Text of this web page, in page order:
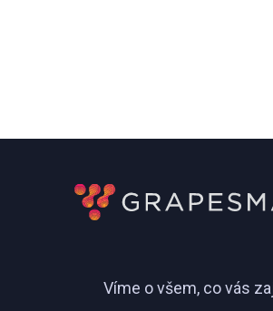
Víme o všem, co vás